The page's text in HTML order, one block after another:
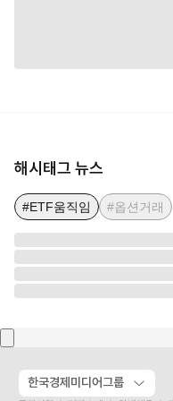
해시태그 뉴스
#ETF움직임 #옵션거래
한국경제미디어그룹